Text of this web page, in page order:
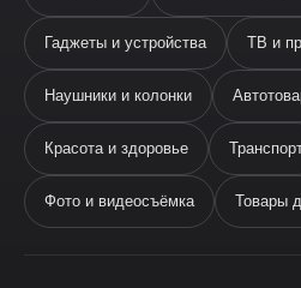
Гаджеты и устройства ТВ и
Наушники и колонки
Красота и здоровье
Фото и видеосъёмка Товары
виртуальный помощник